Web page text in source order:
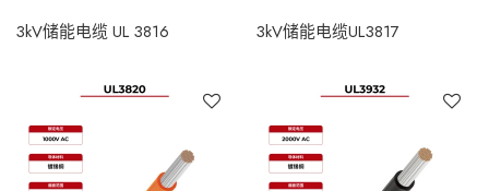
3kV储能电缆 UL 3816 3kV储能电缆UL3817